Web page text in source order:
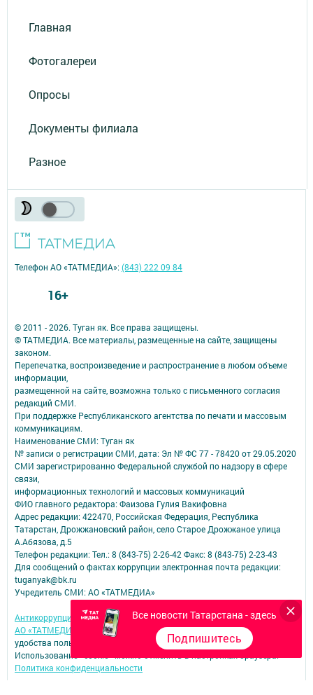
Главная
Фотогалереи
Опросы
Документы филиала
Разное
Все новости Татарстана - здесь
Подпишитесь
© 2011 - 2026. Туган як. Все права защищены.
© ТАТМЕДИА. Все материалы, размещенные на сайте, защищены
законом.
Перепечатка, воспроизведение и распространение в любом объеме
информации,
размещенной на сайте, возможна только с письменного согласия
редакций СМИ.
При поддержке Республиканского агентства по печати и массовым
коммуникациям.
Наименование СМИ: Туган як
№ записи о регистрации СМИ, дата: Эл № ФС 77 - 78420 от 29.05.2020
СМИ зарегистрированно Федеральной службой по надзору в сфере
связи,
информационных технологий и массовых коммуникаций
ФИО главного редактора: Фаизова Гулия Вакифовна
Адрес редакции: 422470, Российская Федерация, Республика
Татарстан, Дрожжановский район, село Старое Дрожжаное улица
А.Абязова, д.5
Телефон редакции: Тел.: 8 (843-75) 2-26-42 Факс: 8 (843-75) 2-23-43
Для сообщений о фактах коррупции электронная почта редакции:
tuganyak@bk.ru
Учредитель СМИ: АО «ТАТМЕДИА»
Антикоррупционная политика
АО «ТАТМЕДИА» использует «cookie»для персонализации сервисов и
удобства пользователей сайтом.
Использование «cookie» можно отменить в настройках браузера.
Политика конфиденциальности
Телефон АО «ТАТМЕДИА»:(843) 222 09 84
16+